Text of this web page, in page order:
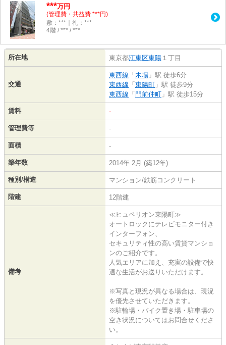
***万円
(管理費・共益費 ***円)
敷：***｜礼：***
4階 / *** / ***
所在地 東京都江東区東陽 １丁目
交通
東西線 「 木場 」駅 徒歩6分
東西線 「 東陽町 」駅 徒歩9分
東西線 「 門前仲町 」駅 徒歩15分
賃料 -
管理費等 -
面積 -
築年数 2014年 2月 (築12年)
種別/構造 マンション/鉄筋コンクリート
階建 12階建
備考
≪ヒュペリオン東陽町≫
オートロックにテレビモニター付き
インターフォン、
セキュリティ性の高い賃貸マンショ
ンのご紹介です。
人気エリアに加え、充実の設備で快
適な生活がお送りいただけます。
※写真と現況が異なる場合は、現況
を優先させていただきます。
※駐輪場・バイク置き場・駐車場の
空き状況についてはお問合せくださ
い。